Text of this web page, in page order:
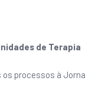
de Terapia
processos à